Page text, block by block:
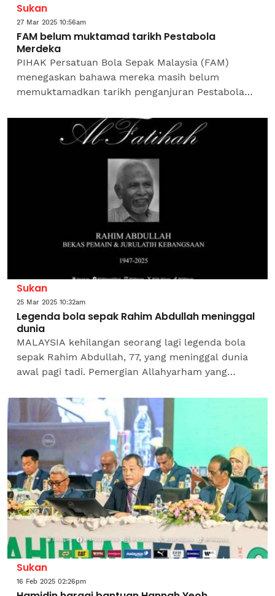
Sukan
27 Mar 2025 10:56am
FAM belum muktamad tarikh Pestabola
Merdeka
PIHAK Persatuan Bola Sepak Malaysia (FAM)
menegaskan bahawa mereka masih belum
memuktamadkan tarikh penganjuran Pestabola
Datuk Noor Azman Rahman, sebarang...
Sukan
25 Mar 2025 10:32am
Legenda bola sepak Rahim Abdullah meninggal
dunia
MALAYSIA kehilangan seorang lagi legenda bola
sepak Rahim Abdullah, 77, yang meninggal dunia
awal pagi tadi. Pemergian Allahyarham yang
1991...
Sukan
16 Feb 2025 02:26pm